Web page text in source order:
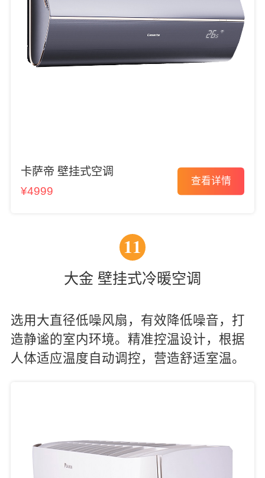
卡萨帝 壁挂式空调
¥4999
查看详情
11
大金 壁挂式冷暖空调
选用大直径低噪风扇，有效降低噪音，打
造静谧的室内环境。精准控温设计，根据
人体适应温度自动调控，营造舒适室温。